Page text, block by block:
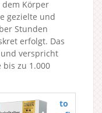
dem Körper
gezielte und
Stunden
erfolgt. Das
verspricht
zu 1.000
to